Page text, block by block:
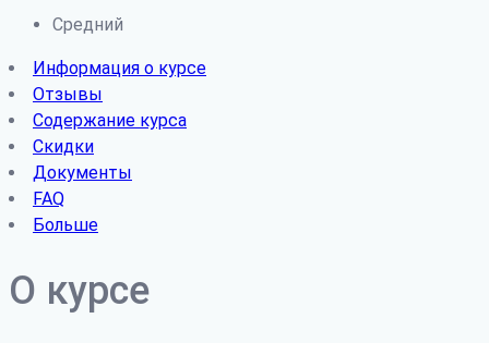
Средний
Информация о курсе
Отзывы
Содержание курса
Скидки
Документы
FAQ
Больше
О курсе